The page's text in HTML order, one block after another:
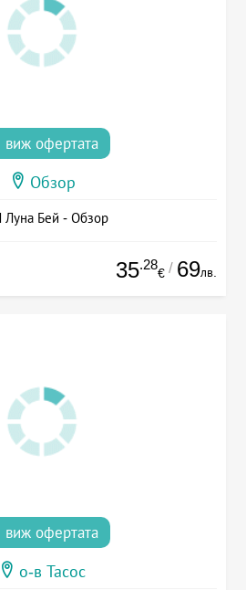
виж офертата
Обзор
Бей - Обзор
35.28
€ / 69лв.
виж офертата
о-в Тасос